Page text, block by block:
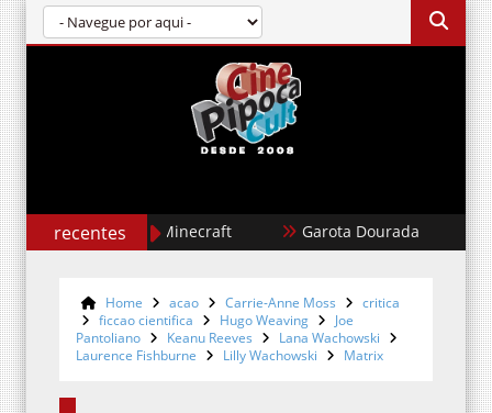
recentes
Um Filme Minecraft Garota Dourada
Home acao Carrie-Anne Moss
critica
ficcao cientifica
Hugo Weaving
Joe
Pantoliano
Keanu Reeves
Lana Wachowski
Laurence Fishburne
Lilly Wachowski Matrix